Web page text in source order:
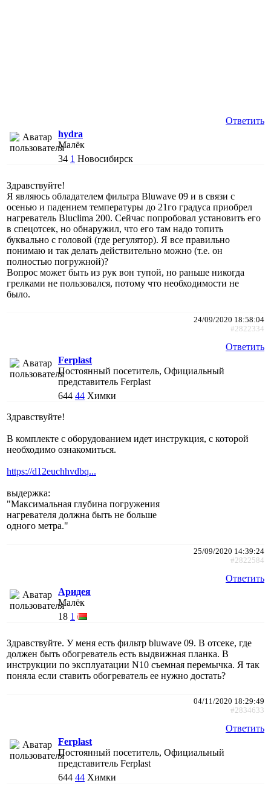
Ответить
hydra
Малёк
34 1 Новосибирск
Здравствуйте!
Я являюсь обладателем фильтра Bluwave 09 и в связи с
осенью и падением температуры до 21го градуса приобрел
нагреватель Bluclima 200. Сейчас попробовал установить его
в спецотсек, но обнаружил, что его там надо топить
буквально с головой (где регулятор). Я все правильно
понимаю и так делать действительно можно (т.е. он
полностью погружной)?
Вопрос может быть из рук вон тупой, но раньше никогда
грелками не пользовался, потому что необходимости не
было.
24/09/2020 18:58:04
#2822334
Ответить
Ferplast
Постоянный посетитель, Официальный
представитель Ferplast
644 44 Химки
Здравствуйте!
В комплекте с оборудованием идет инструкция, с которой
необходимо ознакомиться.
https://d12euchhvdbq...
выдержка:
"Максимальная глубина погружения
нагревателя должна быть не больше
одного метра."
25/09/2020 14:39:24
#2822584
Ответить
Аридея
Малёк
18 1
Здравствуйте. У меня есть фильтр bluwave 09. В отсеке, где
должен быть обогреватель есть выдвижная планка. В
инструкции по эксплуатации N10 съемная перемычка. Я так
поняла если ставить обогреватель ее нужно достать?
04/11/2020 18:29:49
#2834633
Ответить
Ferplast
Постоянный посетитель, Официальный
представитель Ferplast
644 44 Химки